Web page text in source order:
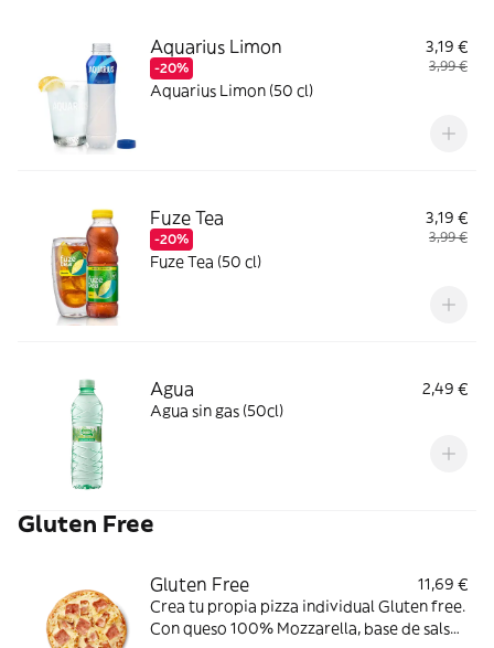
Aquarius Limon
-20%
3,19 €
3,99 €
Aquarius Limon (50 cl)
Fuze Tea
-20%
3,19 €
3,99 €
Fuze Tea (50 cl)
Agua
2,49 €
Agua sin gas (50cl)
Gluten Free
Gluten Free
11,69 €
Crea tu propia pizza individual Gluten free.
Con queso 100% Mozzarella, base de salsa